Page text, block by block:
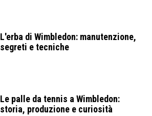
L'erba di Wimbledon: manutenzione,
segreti e tecniche
Le palle da tennis a Wimbledon:
storia, produzione e curiosità